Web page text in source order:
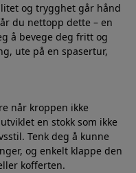
og trygghet går hånd
du nettopp dette – en
å bevege deg fritt og
ute på en spasertur,
når kroppen ikke
en stokk som ikke
Tenk deg å kunne
og enkelt klappe den
kofferten.